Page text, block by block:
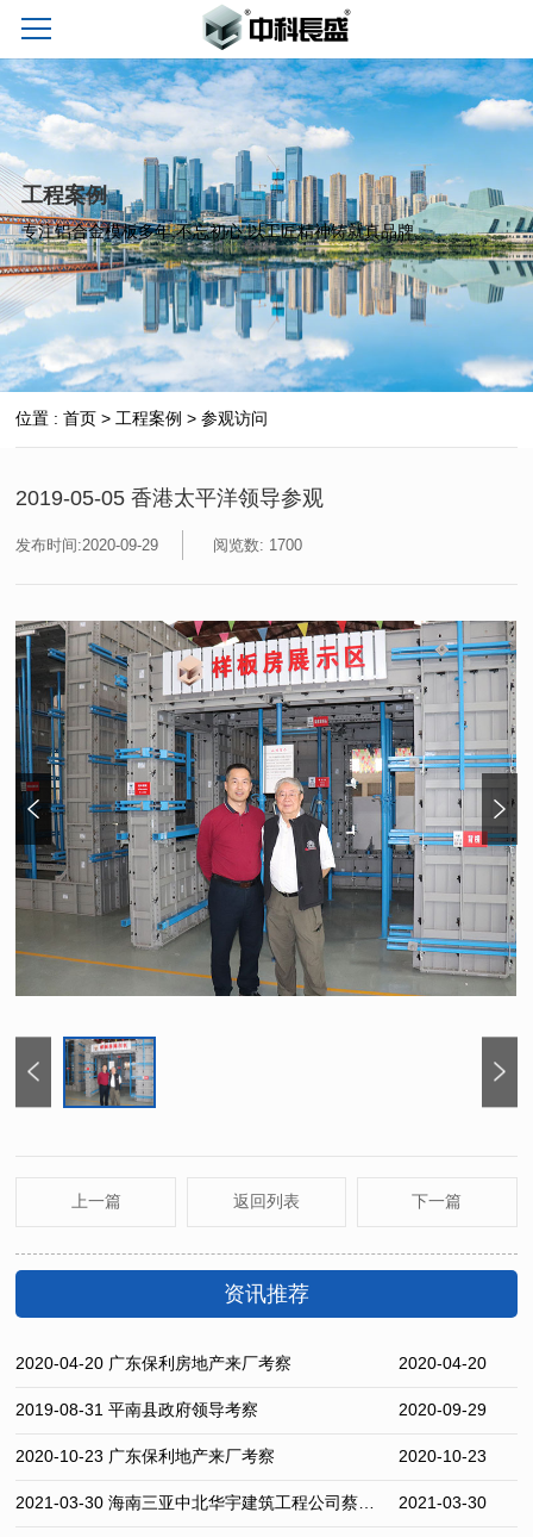
工程案例
专注铝合金模板多年,不忘初心,以工匠精神铸就真品牌。
位置 : 首页 > 工程案例 >参观访问
2019-05-05 香港太平洋领导参观
发布时间:2020-09-29 阅览数: 1700
上一篇 返回列表 下一篇
资讯推荐
2020-04-20 广东保利房地产来厂考察 2020-04-20
2019-08-31 平南县政府领导考察 2020-09-29
2020-10-23 广东保利地产来厂考察 2020-10-23
2021-03-30